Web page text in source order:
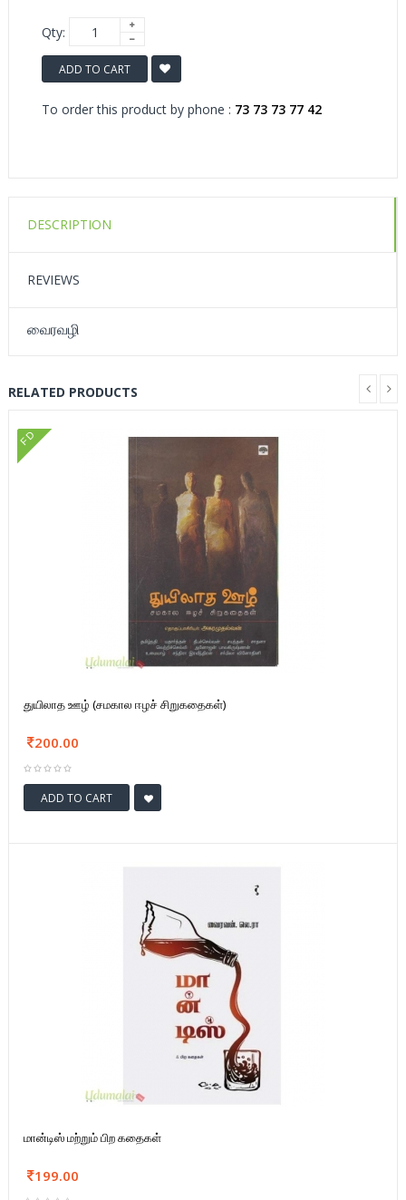
Qty:
ADD TO CART
To order this product by phone : 73 73 73 77 42
DESCRIPTION
REVIEWS
வைரவழி
RELATED PRODUCTS
FD
துயிலாத ஊழ் (சமகால ஈழச் சிறுகதைகள்)
200.00
ADD TO CART
மான்டிஸ் மற்றும் பிற கதைகள்
199.00